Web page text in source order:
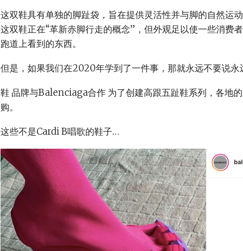
这双鞋具有单独的脚趾袋，旨在提供灵活性并与脚的自然运
这双鞋正在“革新赤脚行走的概念”，但外观足以使一些消费
跑道上看到的东西。
但是，如果我们在2020年学到了一件事，那就永远不要说永
鞋 品牌与Balenciaga合作 为了创建高跟五趾鞋系列，各地
购。
这些不是Cardi B唱歌的鞋子…